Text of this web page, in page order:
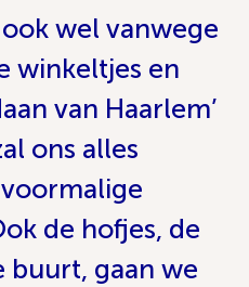
wel vanwege
winkeltjes en
van Haarlem’
ons alles
de hofjes, de
buurt, gaan we